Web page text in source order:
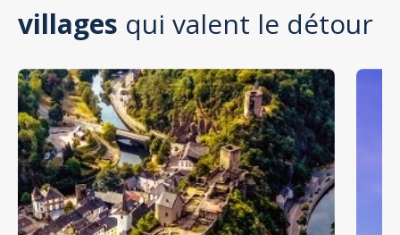
villages qui valent le détour